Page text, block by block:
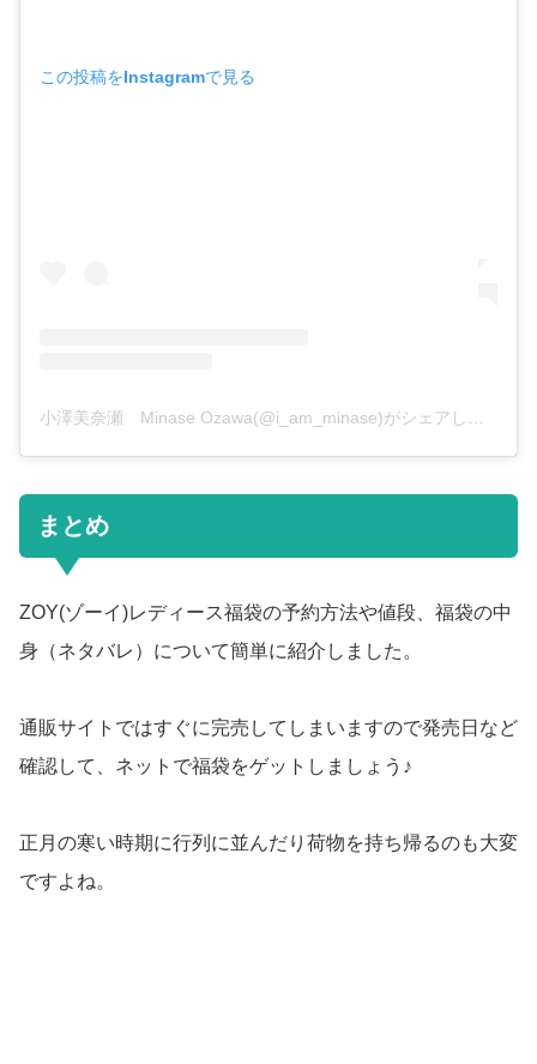
この投稿をInstagramで見る
まとめ
ZOY(ゾーイ)レディース福袋の予約方法や値段、福袋の中
身（ネタバレ）について簡単に紹介しました。
通販サイトではすぐに完売してしまいますので発売日など
確認して、ネットで福袋をゲットしましょう♪
正月の寒い時期に行列に並んだり荷物を持ち帰るのも大変
ですよね。